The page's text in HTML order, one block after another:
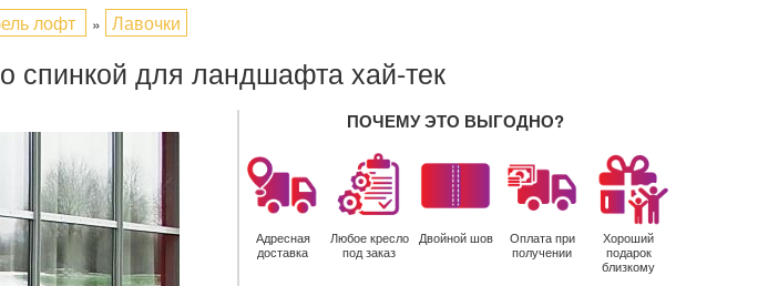
лофт » Лавочки
спинкой для ландшафта хай-тек
ПОЧЕМУ ЭТО ВЫГОДНО?
Адресная
доставка
Любое кресло
под заказ
Двойной шов
Оплата при
получении
Хороший
подарок
близкому